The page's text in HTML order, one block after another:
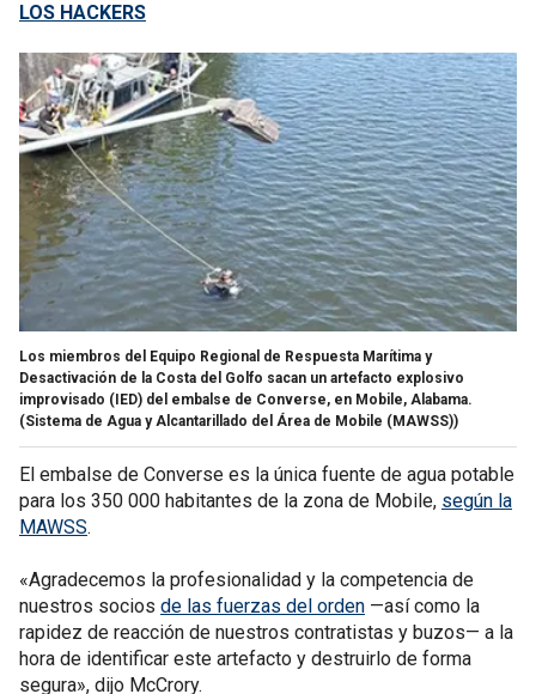
LOS HACKERS
Los miembros del Equipo Regional de Respuesta Marítima y
Desactivación de la Costa del Golfo sacan un artefacto explosivo
improvisado (IED) del embalse de Converse, en Mobile, Alabama.
(Sistema de Agua y Alcantarillado del Área de Mobile (MAWSS))
El embalse de Converse es la única fuente de agua potable
para los 350 000 habitantes de la zona de Mobile, según la
MAWSS.
«Agradecemos la profesionalidad y la competencia de
nuestros socios de las fuerzas del orden —así como la
rapidez de reacción de nuestros contratistas y buzos— a la
hora de identificar este artefacto y destruirlo de forma
segura», dijo McCrory.